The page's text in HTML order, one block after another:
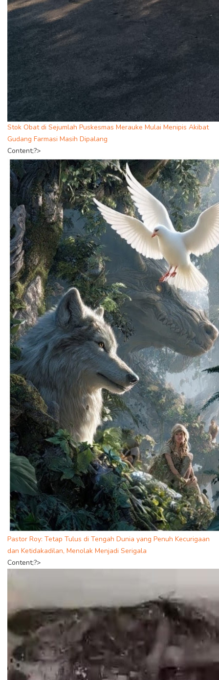
Stok Obat di Sejumlah Puskesmas Merauke Mulai Menipis Akibat
Gudang Farmasi Masih Dipalang
Content;?>
Pastor Roy: Tetap Tulus di Tengah Dunia yang Penuh Kecurigaan
dan Ketidakadilan, Menolak Menjadi Serigala
Content;?>